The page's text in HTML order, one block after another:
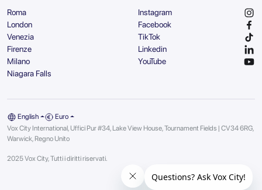
Roma
London
Venezia
Firenze
Milano
Niagara Falls
Instagram
Facebook
TikTok
Linkedin
YouTube
English
Euro
Vox City International, Uffici Pur #34, Lake View House, Tournament Fields | CV34 6RG,
Warwick, Regno Unito
2025 Vox City, Tutti i diritti riservati.